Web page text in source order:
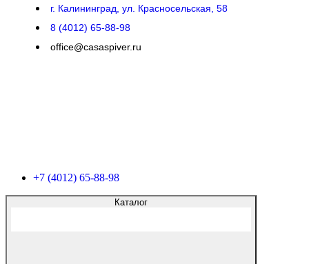
г. Калининград, ул. Красносельская, 58
8 (4012) 65-88-98
office@casaspiver.ru
+7 (4012) 65-88-98
Каталог